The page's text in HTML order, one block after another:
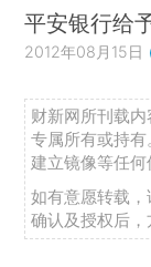
平安银行给
2012年08月15日
财新网所刊载
专属所有或持
建立镜像等任何
如有意愿转载
确认及授权后，